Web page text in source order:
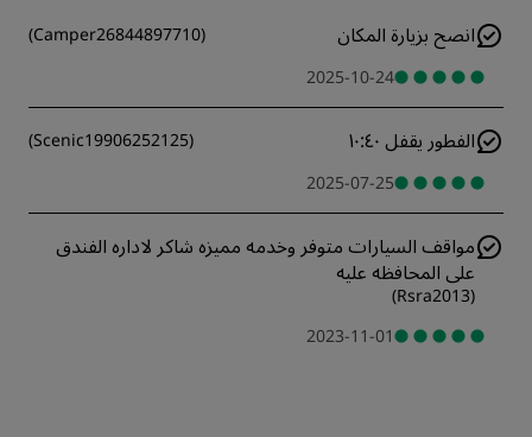
انصح بزيارة المكان (
Camper26844897710
)
2025-10-24
الفطور يقفل ١٠:٤٠ (
Scenic19906252125
)
2025-07-25
مواقف السيارات متوفر وخدمه مميزه شاكر لاداره الفندق
على المحافظه عليه
(
Rsra2013
)
2023-11-01